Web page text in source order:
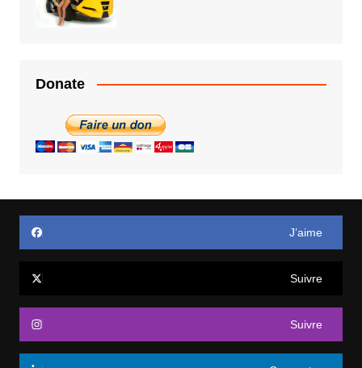
Donate
J’aime
Suivre
Suivre